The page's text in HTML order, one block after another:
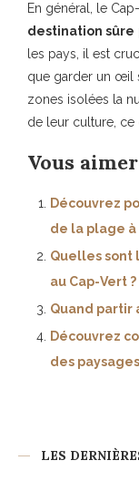
En général, le
destination sûre
les pays, il est
que garder un œil
zones isolées la
de leur culture, ce
Vous
Découvrez
de la plage à
Quelles sont
au Cap-Vert ?
Quand partir
Découvrez
des
LES